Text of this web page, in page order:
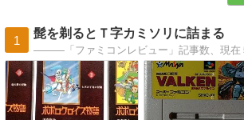
1
髭を剃るとＴ字カミソリに詰まる